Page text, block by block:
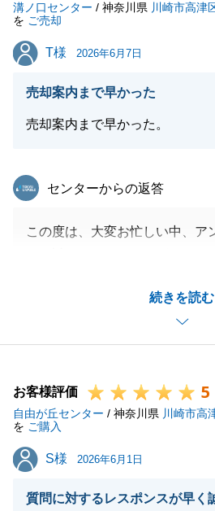
引き続きよろしくお願いいたし
溝ノ口センター / 神奈川県 川崎市高津
を ご売却
T様
T様 2026年6月7日
売却案内まで早かった
売却案内まで早かった。
続きを読む
東急リバブル
センターからの返答
この度は、大変お忙しい中、ア
ひとえにT様の迅速かつ丁寧な
心より御礼申し上げます。
お気軽に溝の口センターまでお
T様の益々のご発展を、心より
お客様評価 5
自由が丘センター / 神奈川県 川崎市高
を ご購入
S様
S様 2026年6月1日
質問に対するレスポンスが早く